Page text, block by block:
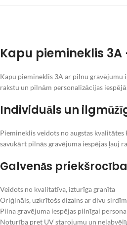
Kapu piemineklis 3A
Kapu piemineklis 3A ar pilnu gravējumu
rakstu un pilnām personalizācijas
Individuāls un
Piemineklis veidots no augstas
savukārt pilnās gravējuma iespējas ļauj
Galvenās
Veidots no kvalitatīva, izturīga granīta
Oriģināls, uzkrītošs dizains ar divu
Pilna gravējuma iespējas pilnīgai
Noturība pret UV starojumu un